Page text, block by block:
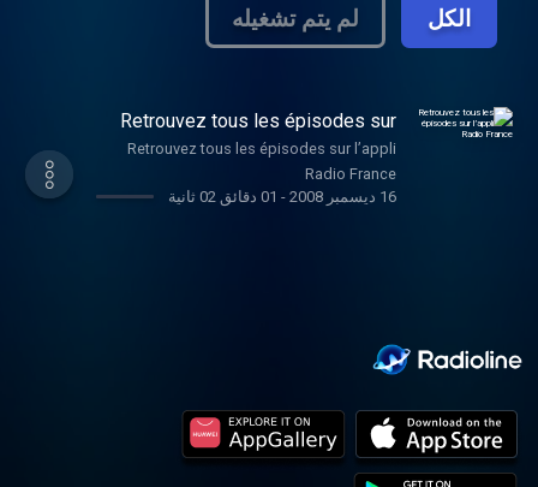
الكل لم يتم تشغيله
Retrouvez tous les épisodes sur
l’appli Radio France
Retrouvez tous les épisodes sur l’appli
Radio France
16 ديسمبر 2008
- 01 دقائق 02 ثانية